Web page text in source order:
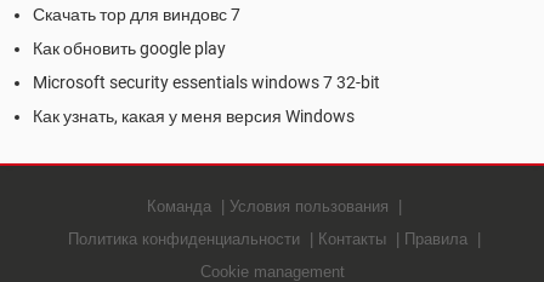
Скачать тор для виндовс 7
Как обновить google play
Microsoft security essentials windows 7 32-bit
Как узнать, какая у меня версия Windows
Команда
Условия пользования
Политика конфиденциальности
Контакты
Правила
Cookie management